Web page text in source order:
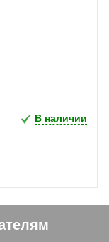
В наличии